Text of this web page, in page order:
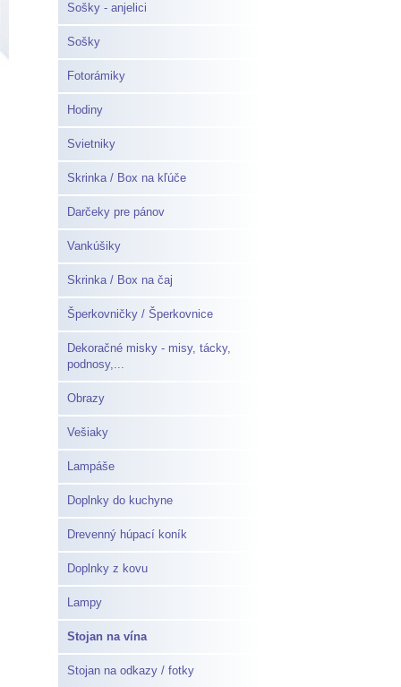
Sošky - anjelici
Sošky
Fotorámiky
Hodiny
Svietniky
Skrinka / Box na kľúče
Darčeky pre pánov
Vankúšiky
Skrinka / Box na čaj
Šperkovničky / Šperkovnice
Dekoračné misky - misy, tácky,
podnosy,...
Obrazy
Vešiaky
Lampáše
Doplnky do kuchyne
Drevenný húpací koník
Doplnky z kovu
Lampy
Stojan na vína
Stojan na odkazy / fotky